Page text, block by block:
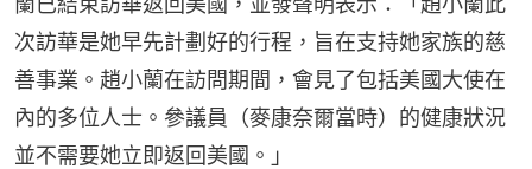
次訪華是她早先計劃好的行程，旨在支持她家族的慈
善事業。趙小蘭在訪問期間，會見了包括美國大使在
內的多位人士。參議員（麥康奈爾當時）的健康狀況
並不需要她立即返回美國。」